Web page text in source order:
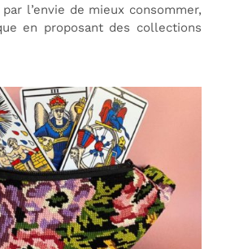
l’envie de mieux consommer,
en proposant des collections